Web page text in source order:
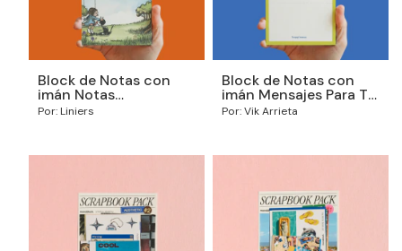
Block de Notas con
imán Notas
Macanudas
Por: Liniers
Block de Notas con
imán Mensajes Para Tu
Yo del Futuro
Por: Vik Arrieta